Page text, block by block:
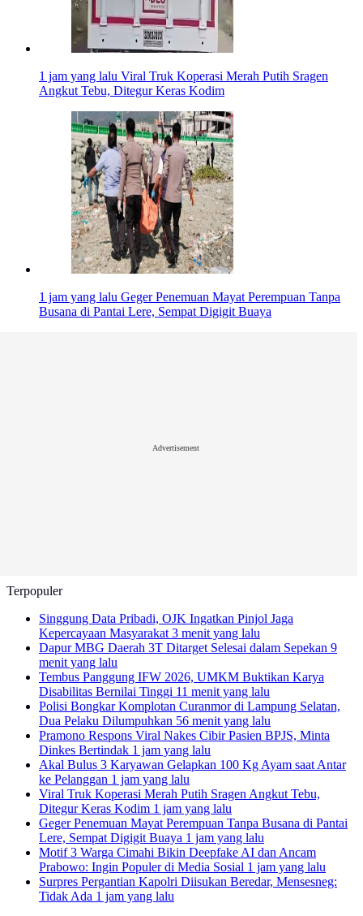
1 jam yang lalu Viral Truk Koperasi Merah Putih Sragen
Angkut Tebu, Ditegur Keras Kodim
1 jam yang lalu Geger Penemuan Mayat Perempuan Tanpa
Busana di Pantai Lere, Sempat Digigit Buaya
Advertisement
Terpopuler
Singgung Data Pribadi, OJK Ingatkan Pinjol Jaga
Kepercayaan Masyarakat 3 menit yang lalu
Dapur MBG Daerah 3T Ditarget Selesai dalam Sepekan 9
menit yang lalu
Tembus Panggung IFW 2026, UMKM Buktikan Karya
Disabilitas Bernilai Tinggi 11 menit yang lalu
Polisi Bongkar Komplotan Curanmor di Lampung Selatan,
Dua Pelaku Dilumpuhkan 56 menit yang lalu
Pramono Respons Viral Nakes Cibir Pasien BPJS, Minta
Dinkes Bertindak 1 jam yang lalu
Akal Bulus 3 Karyawan Gelapkan 100 Kg Ayam saat Antar
ke Pelanggan 1 jam yang lalu
Viral Truk Koperasi Merah Putih Sragen Angkut Tebu,
Ditegur Keras Kodim 1 jam yang lalu
Geger Penemuan Mayat Perempuan Tanpa Busana di Pantai
Lere, Sempat Digigit Buaya 1 jam yang lalu
Motif 3 Warga Cimahi Bikin Deepfake AI dan Ancam
Prabowo: Ingin Populer di Media Sosial 1 jam yang lalu
Surpres Pergantian Kapolri Diisukan Beredar, Mensesneg:
Tidak Ada 1 jam yang lalu